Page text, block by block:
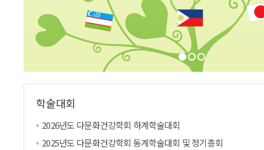
학술대회
2026년도 다문화건강학회 하계학술대회
2025년도 다문화건강학회 동계학술대회 및 정기총회